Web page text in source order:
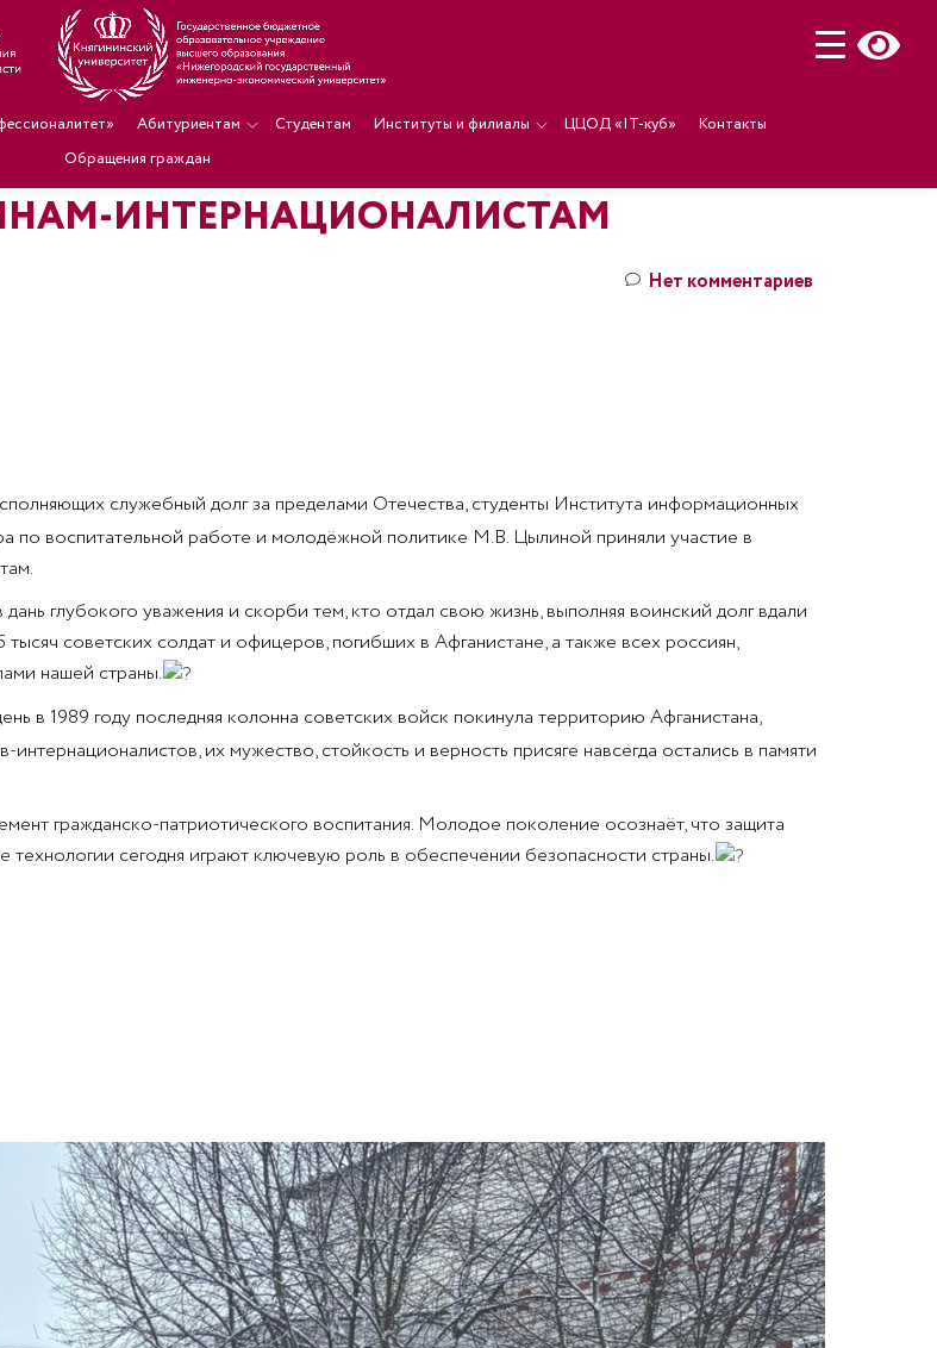
Абитуриентам Студентам Институты и филиалы ЦЦОД «IT-куб»
Контакты
Обращения граждан
ИНТЕРНАЦИОНАЛИСТАМ
Нет комментариев
служебный долг за пределами Отечества, студенты Института информационных
по воспитательной работе и молодёжной политике М.В. Цылиной приняли участие в
глубокого уважения и скорби тем, кто отдал свою жизнь, выполняя воинский долг вдали
советских солдат и офицеров, погибших в Афганистане, а также всех россиян,
нашей страны.
в 1989 году последняя колонна советских войск покинула территорию Афганистана,
их мужество, стойкость и верность присяге навсегда остались в памяти
гражданско-патриотического воспитания. Молодое поколение осознаёт, что защита
сегодня играют ключевую роль в обеспечении безопасности страны.